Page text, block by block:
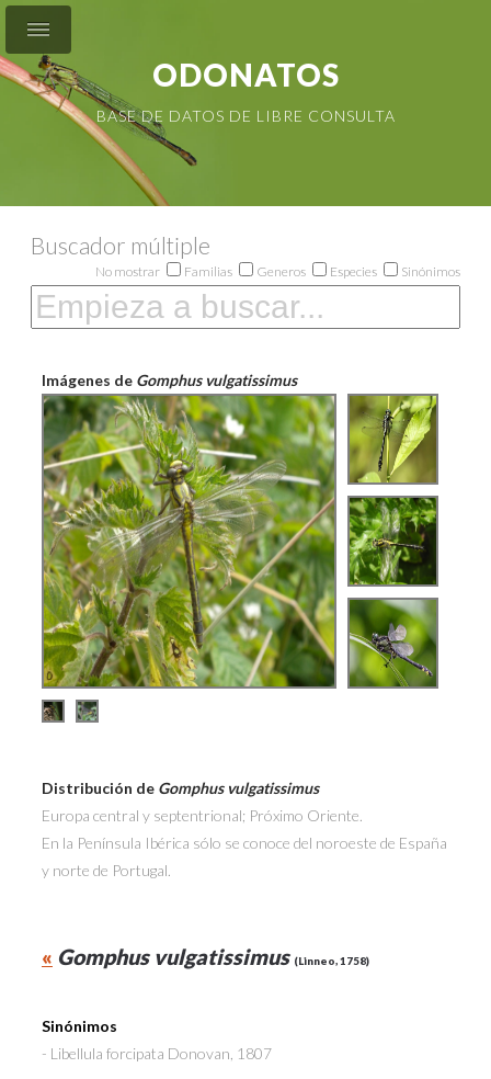
ODONATOS
BASE DE DATOS DE LIBRE CONSULTA
Buscador múltiple
No mostrar Familias Generos Especies Sinónimos
Imágenes de Gomphus vulgatissimus
Distribución de Gomphus vulgatissimus
Europa central y septentrional; Próximo Oriente.
En la Península Ibérica sólo se conoce del noroeste de España
y norte de Portugal.
« Gomphus vulgatissimus (Linneo, 1758)
Sinónimos
- Libellula forcipata Donovan, 1807